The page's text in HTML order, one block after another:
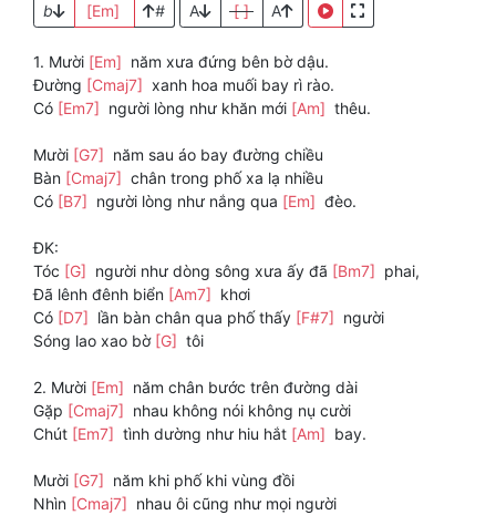
b [Em] # A [ ] A
1. Mười [Em] năm xưa đứng bên bờ dậu.
Ðường [Cmaj7] xanh hoa muối bay rì rào.
Có [Em7] người lòng như khăn mới [Am] thêu.
Mười [G7] năm sau áo bay đường chiều
Bàn [Cmaj7] chân trong phố xa lạ nhiều
Có [B7] người lòng như nắng qua [Em] đèo.
ĐK:
Tóc [G] người như dòng sông xưa ấy đã [Bm7] phai,
Đã lênh đênh biển [Am7] khơi
Có [D7] lần bàn chân qua phố thấy [F#7] người
Sóng lao xao bờ [G] tôi
2. Mười [Em] năm chân bước trên đường dài
Gặp [Cmaj7] nhau không nói không nụ cười
Chút [Em7] tình dường như hiu hắt [Am] bay.
Mười [G7] năm khi phố khi vùng đồi
Nhìn [Cmaj7] nhau ôi cũng như mọi người